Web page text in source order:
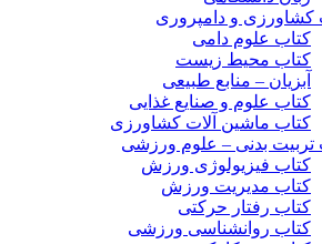
کشاورزی و دامپروری
کتاب علوم دامی
کتاب محیط زیست
آبزیان – منابع طبیعی
کتاب علوم و صنایع غذایی
کتاب ماشین آلات کشاورزی
تربیت بدنی – علوم ورزشی
کتاب فیزیولوژی ورزش
کتاب مدیریت ورزش
کتاب رفتار حرکتی
کتاب روانشناسی ورزشی